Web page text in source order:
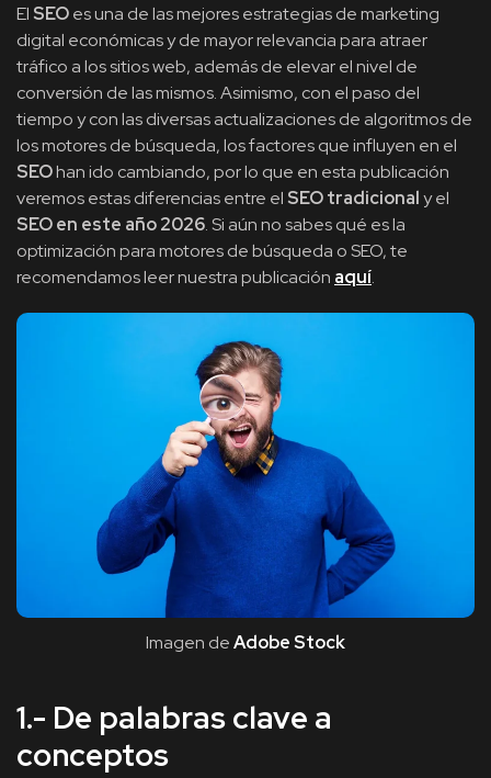
El SEOes una de las mejores estrategias de marketing
digital económicas y de mayor relevancia para atraer
tráfico a los sitios web, además de elevar el nivel de
conversión de las mismos. Asimismo, con el paso del
tiempo y con las diversas actualizaciones de algoritmos de
los motores de búsqueda, los factores que influyen en el
SEOhan ido cambiando, por lo que en esta publicación
veremos estas diferencias entre el SEO tradicionaly el
SEO en este año 2026. Si aún no sabes qué es la
optimización para motores de búsqueda o SEO, te
recomendamos leer nuestra publicación aquí.
Imagen deAdobe Stock
1.- De palabras clave a
conceptos